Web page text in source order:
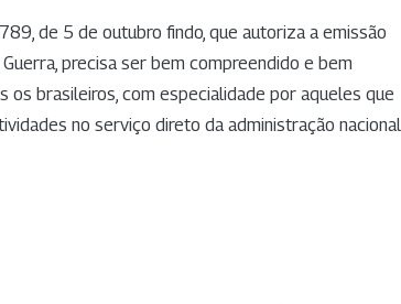
de 5 de outubro findo, que autoriza a emissão
precisa ser bem compreendido e bem
os brasileiros, com especialidade por aqueles que
no serviço direto da administração nacional.